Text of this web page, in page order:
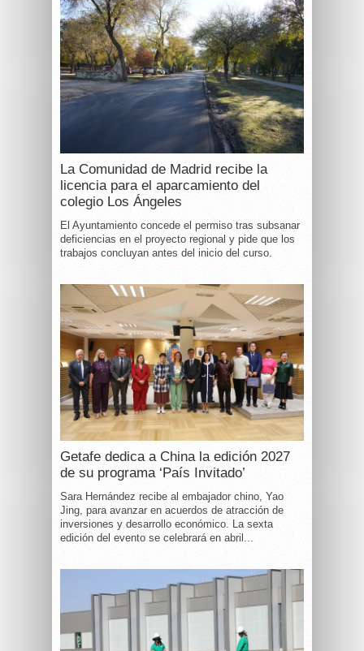
La Comunidad de Madrid recibe la
licencia para el aparcamiento del
colegio Los Ángeles
El Ayuntamiento concede el permiso tras subsanar
deficiencias en el proyecto regional y pide que los
trabajos concluyan antes del inicio del curso.
Getafe dedica a China la edición 2027
de su programa ‘País Invitado’
Sara Hernández recibe al embajador chino, Yao
Jing, para avanzar en acuerdos de atracción de
inversiones y desarrollo económico. La sexta
edición del evento se celebrará en abril...